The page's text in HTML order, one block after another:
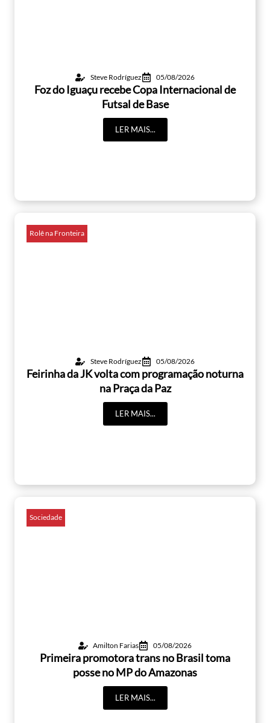
Steve Rodríguez 05/08/2026
Foz do Iguaçu recebe Copa Internacional de
Futsal de Base
LER MAIS...
Rolê na Fronteira
Steve Rodríguez 05/08/2026
Feirinha da JK volta com programação noturna
na Praça da Paz
LER MAIS...
Sociedade
Amilton Farias 05/08/2026
Primeira promotora trans no Brasil toma
posse no MP do Amazonas
LER MAIS...